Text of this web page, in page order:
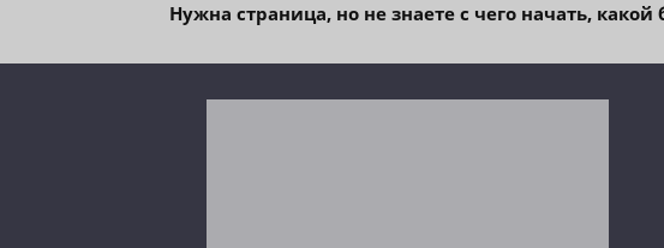
Нужна страница, но не знаете с чего начать,